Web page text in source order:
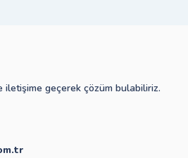
iletişime geçerek çözüm bulabiliriz.